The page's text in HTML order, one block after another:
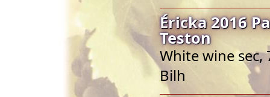
Éricka 2016
Teston
White wine sec,
Bilh